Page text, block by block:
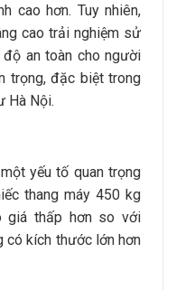
cao hơn. Tuy nhiên,
cao trải nghiệm sử
an toàn cho người
trọng, đặc biệt trong
Hà Nội.
yếu tố quan trọng
thang máy 450 kg
giá thấp hơn so với
có kích thước lớn hơn